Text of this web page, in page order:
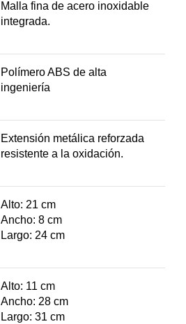
Malla fina de acero inoxidable
integrada.
Polímero ABS de alta
ingeniería
Extensión metálica reforzada
resistente a la oxidación.
Alto: 21 cm
Ancho: 8 cm
Largo: 24 cm
Alto: 11 cm
Ancho: 28 cm
Largo: 31 cm